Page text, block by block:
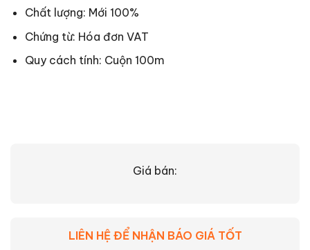
Chất lượng: Mới 100%
Chứng từ: Hóa đơn VAT
Quy cách tính: Cuộn 100m
Giá bán:
LIÊN HỆ ĐỂ NHẬN BÁO GIÁ TỐT